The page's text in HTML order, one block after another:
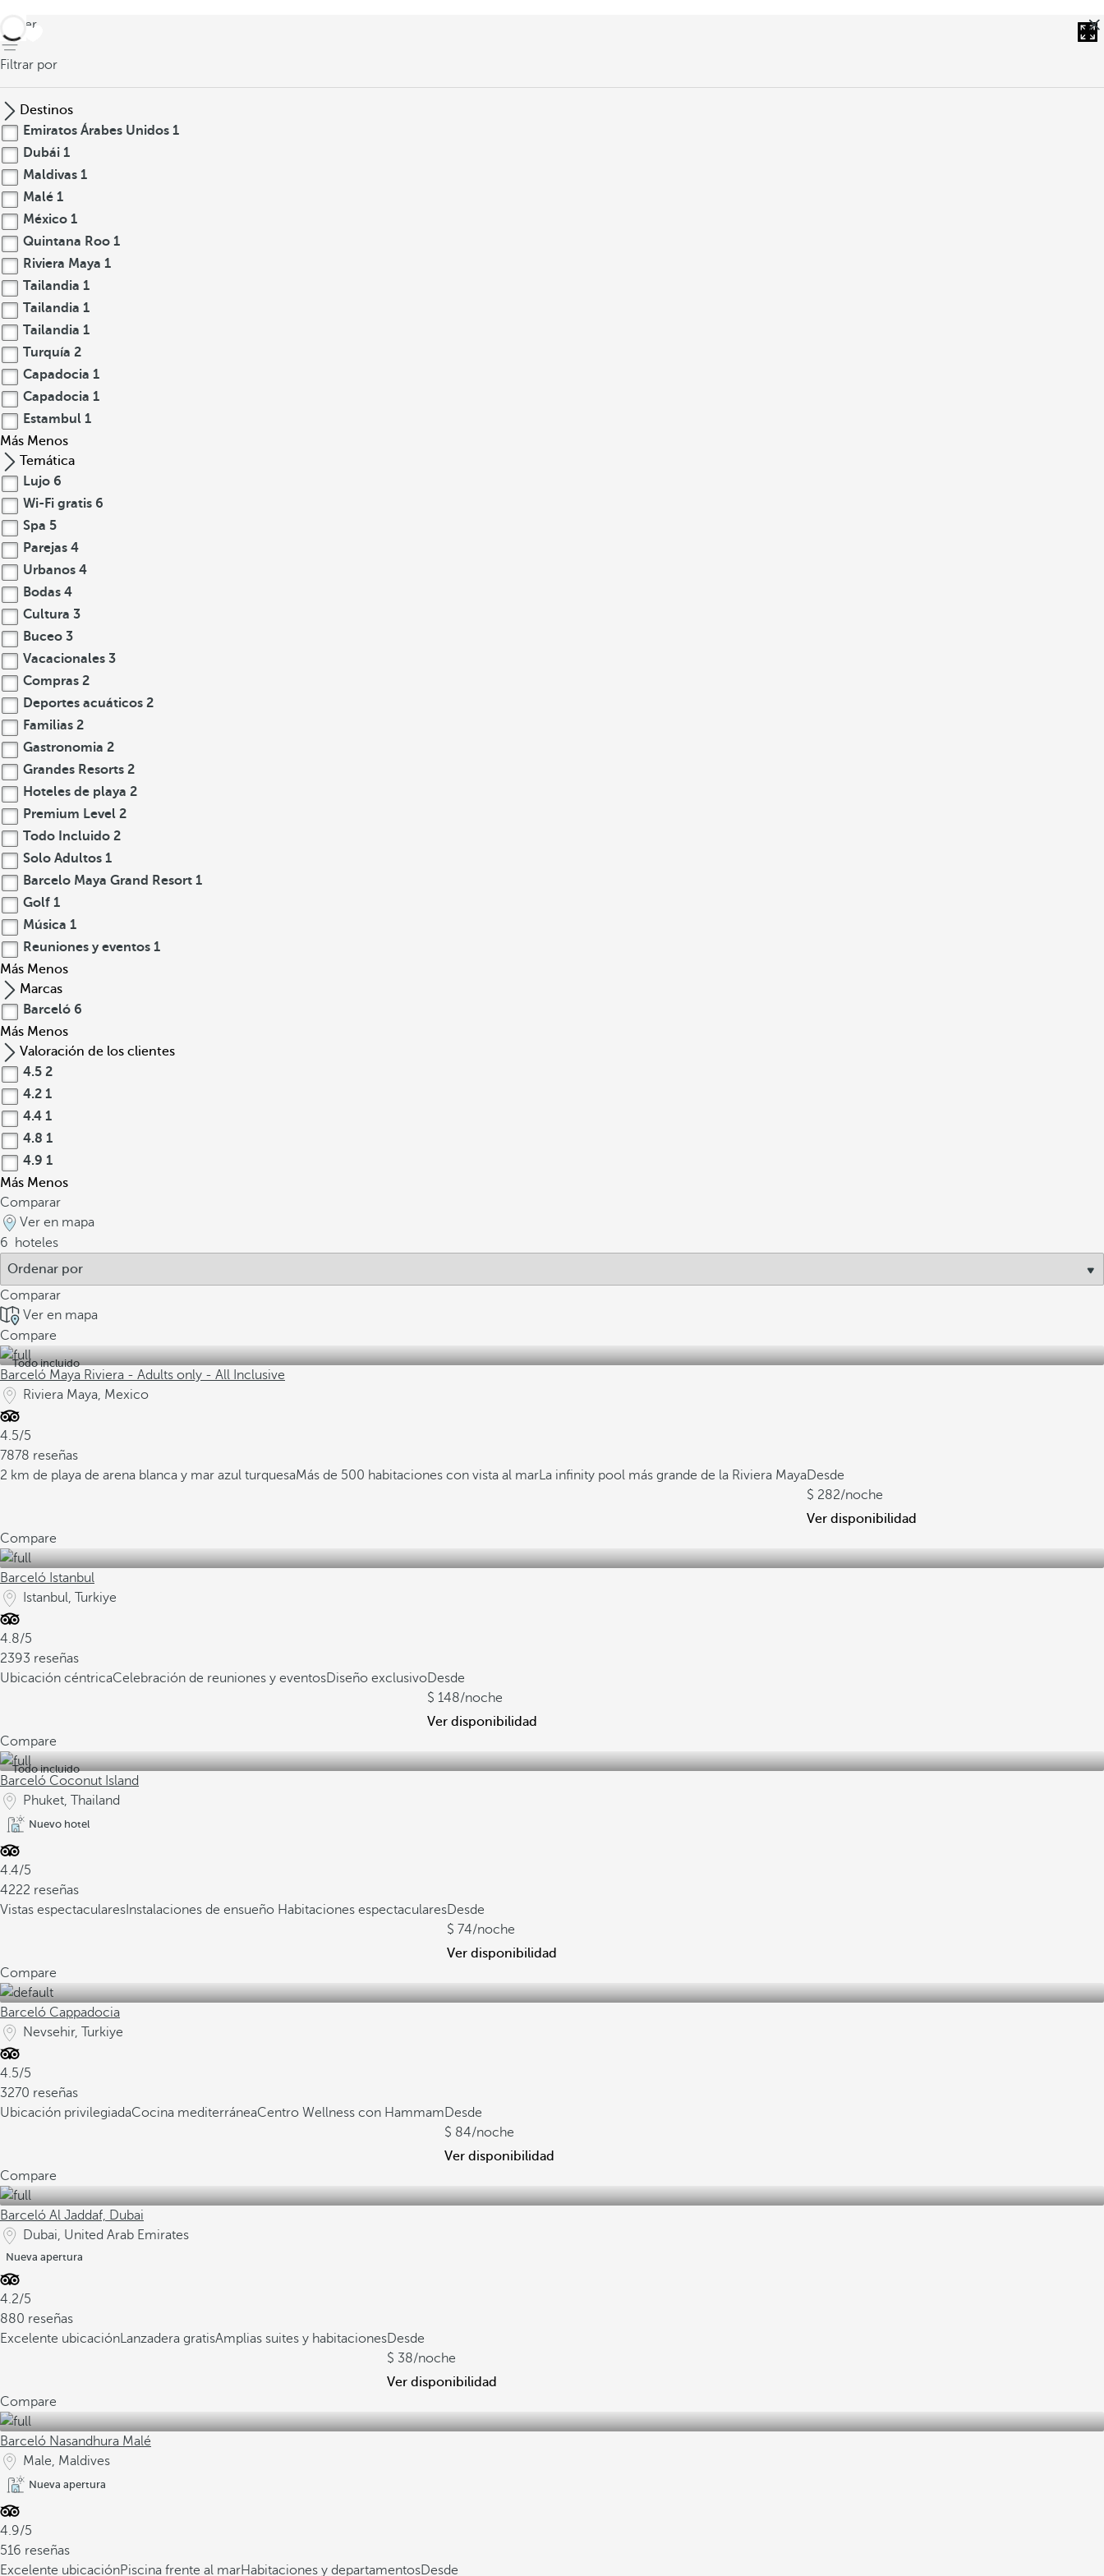
volver
Filtrar por
Destinos
Emiratos Árabes Unidos 1
Dubái 1
Maldivas 1
Malé 1
México 1
Quintana Roo 1
Riviera Maya 1
Tailandia 1
Tailandia 1
Tailandia 1
Turquía 2
Capadocia 1
Capadocia 1
Estambul 1
Más Menos
Temática
Lujo 6
Wi-Fi gratis 6
Spa 5
Parejas 4
Urbanos 4
Bodas 4
Cultura 3
Buceo 3
Vacacionales 3
Compras 2
Deportes acuáticos 2
Familias 2
Gastronomia 2
Grandes Resorts 2
Hoteles de playa 2
Premium Level 2
Todo Incluido 2
Solo Adultos 1
Barcelo Maya Grand Resort 1
Golf 1
Música 1
Reuniones y eventos 1
Más Menos
Marcas
Barceló 6
Más Menos
Valoración de los clientes
4.5 2
4.2 1
4.4 1
4.8 1
4.9 1
Más Menos
Comparar
Ver en mapa
6
hoteles
Comparar
Ver en mapa
Compare
Todo incluido
Barceló Maya Riviera - Adults only - All Inclusive
Riviera Maya, Mexico
4.5/5
7878 reseñas
2 km de playa de arena blanca y mar azul turquesaMás de 500 habitaciones con vista al marLa infinity pool más grande de la Riviera MayaDesde
282/noche
Ver disponibilidad
Compare
Barceló Istanbul
Istanbul, Turkiye
4.8/5
2393 reseñas
Ubicación céntricaCelebración de reuniones y eventosDiseño exclusivoDesde
148/noche
Ver disponibilidad
Compare
Todo incluido
Barceló Coconut Island
Phuket, Thailand
Nuevo hotel
4.4/5
4222 reseñas
Vistas espectaculares Instalaciones de ensueño Habitaciones espectacularesDesde
74/noche
Ver disponibilidad
Compare
Barceló Cappadocia
Nevsehir, Turkiye
4.5/5
3270 reseñas
Ubicación privilegiadaCocina mediterráneaCentro Wellness con HammamDesde
84/noche
Ver disponibilidad
Compare
Barceló Al Jaddaf, Dubai
Dubai, United Arab Emirates
Nueva apertura
4.2/5
880 reseñas
Excelente ubicaciónLanzadera gratisAmplias suites y habitacionesDesde
38/noche
Ver disponibilidad
Compare
Barceló Nasandhura Malé
Male, Maldives
Nueva apertura
4.9/5
516 reseñas
Excelente ubicaciónPiscina frente al marHabitaciones y departamentosDesde